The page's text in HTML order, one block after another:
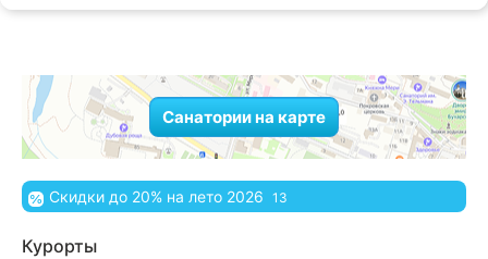
Санатории на карте
Скидки до 20% на лето 2026 13
Курорты